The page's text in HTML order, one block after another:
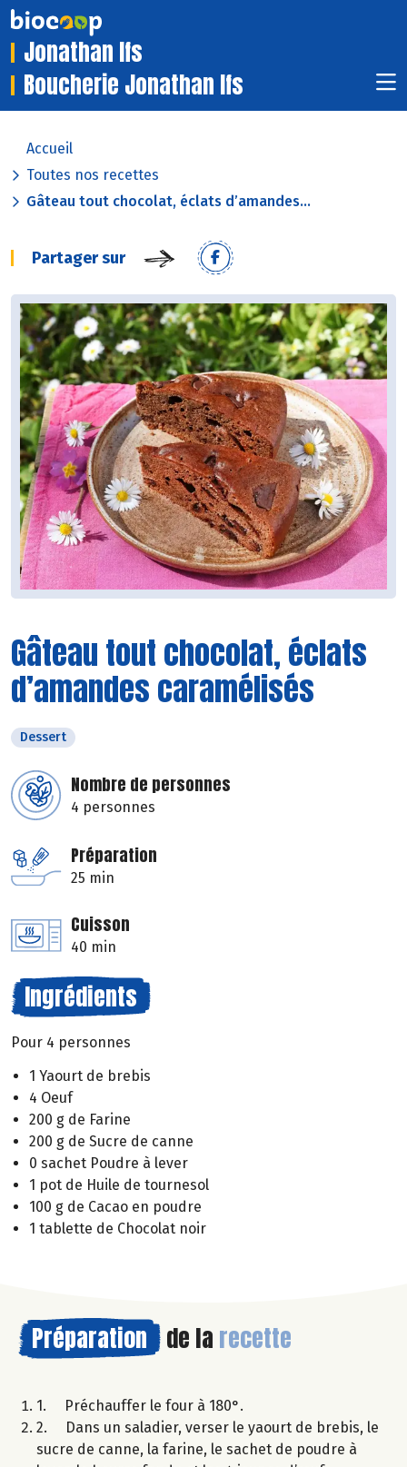
Jonathan Ifs
Boucherie Jonathan Ifs
Accueil
Toutes nos recettes
Gâteau tout chocolat, éclats d’amandes...
Partager sur
Gâteau tout chocolat, éclats
d’amandes caramélisés
Dessert
Nombre de personnes
4 personnes
Préparation
25 min
Cuisson
40 min
Ingrédients
Pour 4 personnes
1 Yaourt de brebis
4 Oeuf
200 g de Farine
200 g de Sucre de canne
0 sachet Poudre à lever
1 pot de Huile de tournesol
100 g de Cacao en poudre
1 tablette de Chocolat noir
Préparation de la recette
1. Préchauffer le four à 180°.
2. Dans un saladier, verser le yaourt de brebis, le
sucre de canne, la farine, le sachet de poudre à